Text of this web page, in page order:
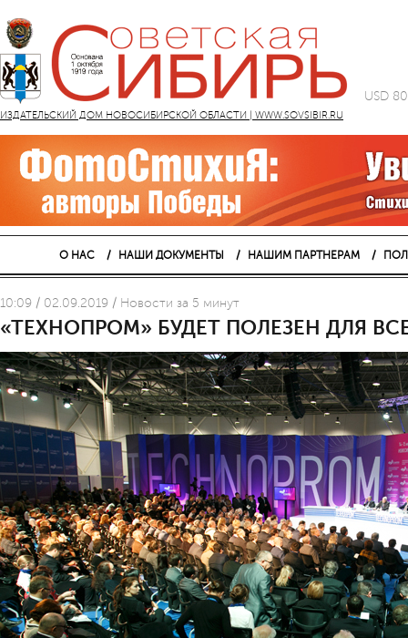
ИЗДАТЕЛЬСКИЙ ДОМ НОВОСИБИРСКОЙ ОБЛАСТИ | WWW.SOVSIBIR.RU
USD
О НАС НАШИ ДОКУМЕНТЫ НАШИМ ПАРТНЕРАМ
10:09 / 02.09.2019 / Новости за 5 минут
«ТЕХНОПРОМ» БУДЕТ ПОЛЕЗЕН ДЛЯ